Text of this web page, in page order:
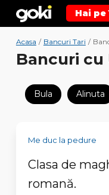
Hai pe
Acasa / Bancuri Tari /
Bancuri cu
Bula Alinuta
Me duc la pedure
Clasa de
romană.